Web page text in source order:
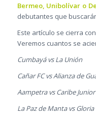
Bermeo, Unibolívar o
debutantes que
Este artículo se cierra
Veremos cuantos se
Cumbayá vs La Unión
Cañar FC vs Alianza de
Aampetra vs Caribe Junior
La Paz de Manta vs Gloria